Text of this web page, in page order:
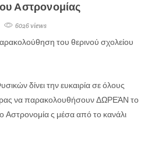
Αστρονομίας
6026 views
δίνει την ευκαιρία σε όλους
να παρακολουθήσουν ΔΩΡΕΆΝ το
Αστρονομία ς μέσα από το κανάλι